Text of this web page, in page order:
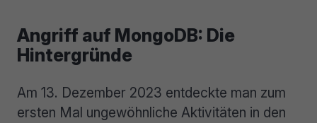
Angriff auf MongoDB: Die
Hintergründe
Am 13. Dezember 2023 entdeckte man zum
ersten Mal ungewöhnliche Aktivitäten in den